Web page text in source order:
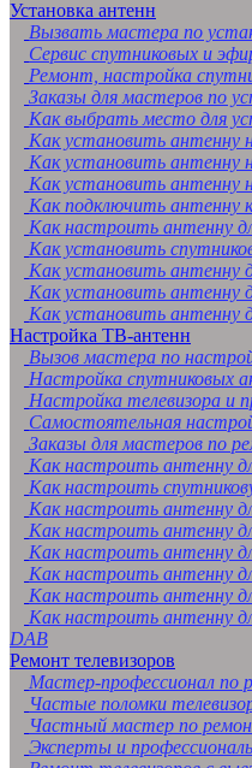
Установка антенн
Вызвать мастера по
Сервис спутниковых и
Ремонт, настройка
Заказы для мастеров по
Как выбрать место для
Как установить антенну
Как установить антенну
Как установить антенну
Как подключить антенну
Как настроить антенну
Как установить
Как установить антенну
Как установить антенну
Как установить антенну
Настройка ТВ-антенн
Вызов мастера по
Настройка спутниковых
Настройка телевизора и
Самостоятельная
Заказы для мастеров по
Как настроить антенну
Как настроить
Как настроить антенну
Как настроить антенну
Как настроить антенну
Как настроить антенну
Как настроить антенну
Как настроить антенну
DAB
Ремонт телевизоров
Мастер-профессионал по
Частые поломки
Частный мастер по
Эксперты и